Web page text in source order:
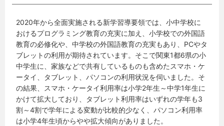
2020年から全面実施される新学習導要領では、小中学校に
おけるプログラミング教育の充実に加え、小学校での外国語
教育の必修化や、中学校の外国語教育の充実もあり、PCやタ
ブレットの利用が期待されています。そこで関東1都6県の小
中学生に、家族などで共有しているものも含めたスマホ・ケ
ータイ、タブレット、パソコンの利用状況を伺いました。そ
の結果、スマホ・ケータイ利用率は小学2年生～中学1年生に
かけて拡大しており、タブレット利用率はいずれの学年も3
割～4割で学年による変動が比較的少なく、パソコン利用率
は小学4年生頃からやや拡大傾向がありました。